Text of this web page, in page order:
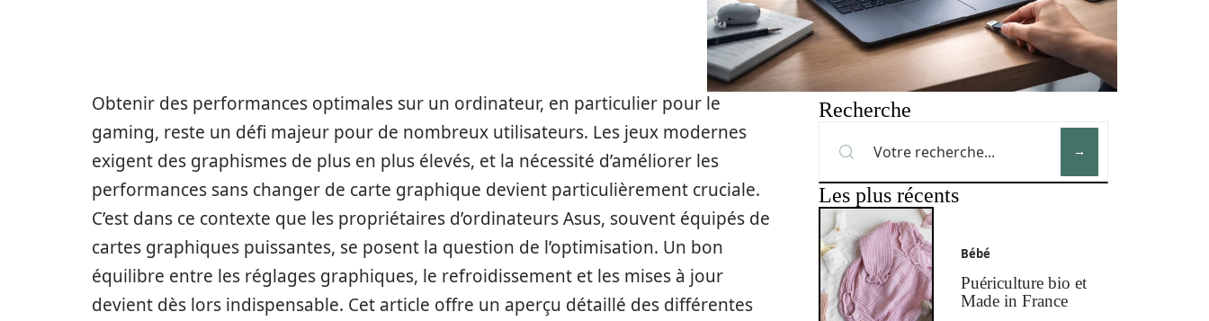
Obtenir des performances optimales sur un ordinateur, en particulier pour le
gaming, reste un défi majeur pour de nombreux utilisateurs. Les jeux modernes
exigent des graphismes de plus en plus élevés, et la nécessité d’améliorer les
performances sans changer de carte graphique devient particulièrement cruciale.
C’est dans ce contexte que les propriétaires d’ordinateurs Asus, souvent équipés de
cartes graphiques puissantes, se posent la question de l’optimisation. Un bon
équilibre entre les réglages graphiques, le refroidissement et les mises à jour
devient dès lors indispensable. Cet article offre un aperçu détaillé des différentes
Recherche
Les plus récents
Bébé
Puériculture bio et
Made in France